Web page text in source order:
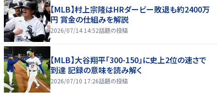
【MLB】村上宗隆はHRダービー敗退も約2400万
円 賞金の仕組みを解説
2026/07/14 14:52話題の投稿
【MLB】大谷翔平「300-150」に史上2位の速さで
到達 記録の意味を読み解く
2026/07/10 17:26話題の投稿